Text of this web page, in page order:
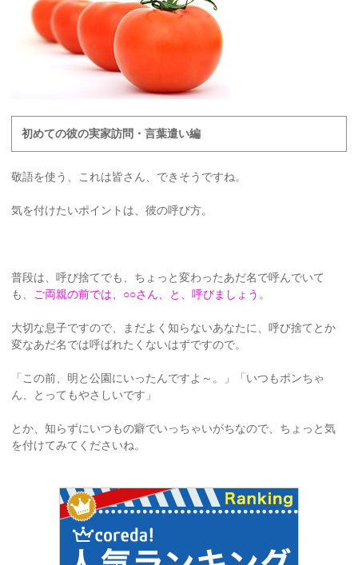
初めての彼の実家訪問・言葉遣い編
敬語を使う、これは皆さん、できそうですね。
気を付けたいポイントは、彼の呼び方。
普段は、呼び捨てでも、ちょっと変わったあだ名で呼んでいて
も、 ご両親の前では、○○さん、と、呼びましょう 。
大切な息子ですので、まだよく知らないあなたに、呼び捨てとか
変なあだ名では呼ばれたくないはずですので。
「この前、明と公園にいったんですよ～。」「いつもポンちゃ
ん、とってもやさしいです」
とか、知らずにいつもの癖でいっちゃいがちなので、ちょっと気
を付けてみてくださいね。